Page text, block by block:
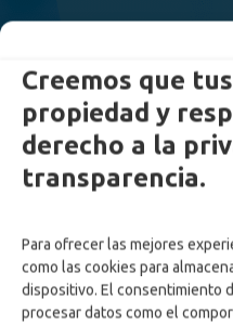
Creemos que
propiedad y
derecho a la
transparencia.
Para ofrecer las mejores
como las cookies para
dispositivo. El consentimiento
procesar datos como el